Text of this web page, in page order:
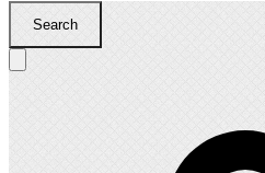
Search